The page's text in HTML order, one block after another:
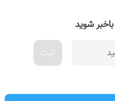
شوید
ثبت